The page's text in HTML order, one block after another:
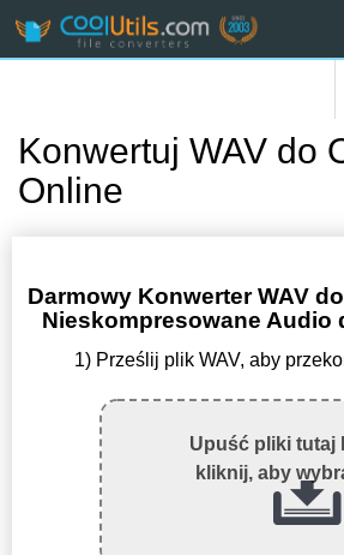
Konwertuj WAV do
Online
Darmowy Konwerter WAV
Nieskompresowane Audio
1) Prześlij plik WAV, aby
Upuść pliki tutaj
kliknij, aby